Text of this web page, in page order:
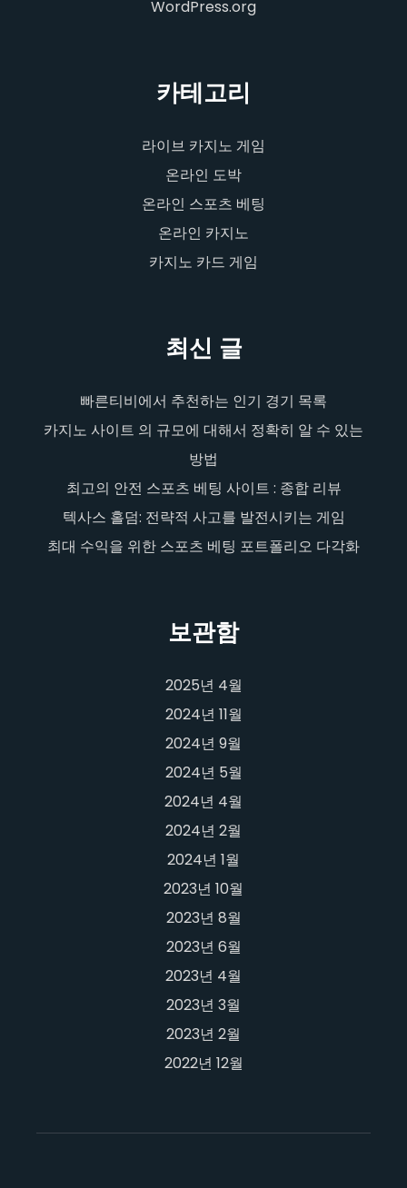
WordPress.org
카테고리
라이브 카지노 게임
온라인 도박
온라인 스포츠 베팅
온라인 카지노
카지노 카드 게임
최신 글
빠른티비에서 추천하는 인기 경기 목록
카지노 사이트 의 규모에 대해서 정확히 알 수 있는
방법
최고의 안전 스포츠 베팅 사이트 : 종합 리뷰
텍사스 홀덤: 전략적 사고를 발전시키는 게임
최대 수익을 위한 스포츠 베팅 포트폴리오 다각화
보관함
2025년 4월
2024년 11월
2024년 9월
2024년 5월
2024년 4월
2024년 2월
2024년 1월
2023년 10월
2023년 8월
2023년 6월
2023년 4월
2023년 3월
2023년 2월
2022년 12월